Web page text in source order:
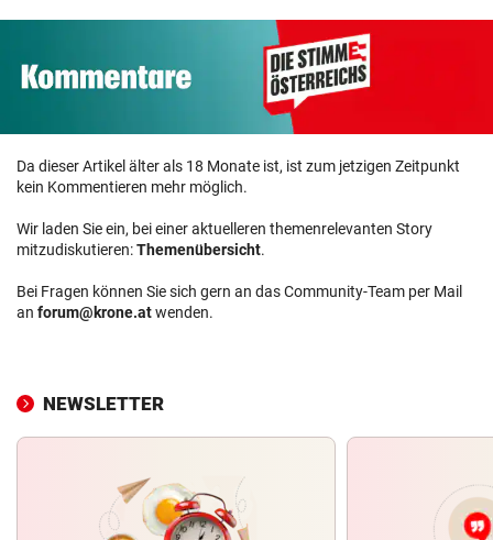
Da dieser Artikel älter als 18 Monate ist, ist zum jetzigen Zeitpunkt
kein Kommentieren mehr möglich.
Wir laden Sie ein, bei einer aktuelleren themenrelevanten Story
mitzudiskutieren:Themenübersicht.
Bei Fragen können Sie sich gern an das Community-Team per Mail
an forum@krone.atwenden.
NEWSLETTER